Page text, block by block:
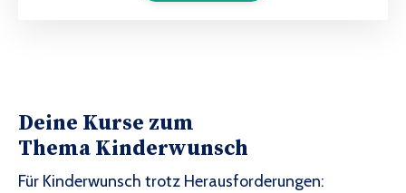
Deine Kurse zum
Thema Kinderwunsch
Für Kinderwunsch trotz Herausforderungen: